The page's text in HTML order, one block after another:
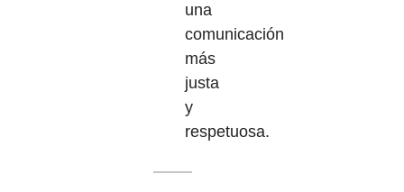
una
comunicación
más
justa
y
respetuosa.